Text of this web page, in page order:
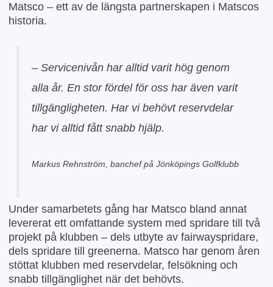
Matsco – ett av de längsta partnerskapen i Matscos
historia.
– Servicenivån har alltid varit hög genom
alla år. En stor fördel för oss har även varit
tillgängligheten. Har vi behövt reservdelar
har vi alltid fått snabb hjälp.
Markus Rehnström, banchef på Jönköpings Golfklubb
Under samarbetets gång har Matsco bland annat
levererat ett omfattande system med spridare till två
projekt på klubben – dels utbyte av fairwayspridare,
dels spridare till greenerna. Matsco har genom åren
stöttat klubben med reservdelar, felsökning och
snabb tillgänglighet när det behövts.